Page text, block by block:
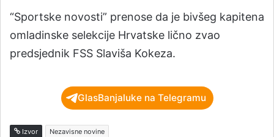
“Sportske novosti” prenose da je bivšeg kapitena
omladinske selekcije Hrvatske lično zvao
predsjednik FSS Slaviša Kokeza.
GlasBanjaluke na Telegramu
Izvor Nezavisne novine